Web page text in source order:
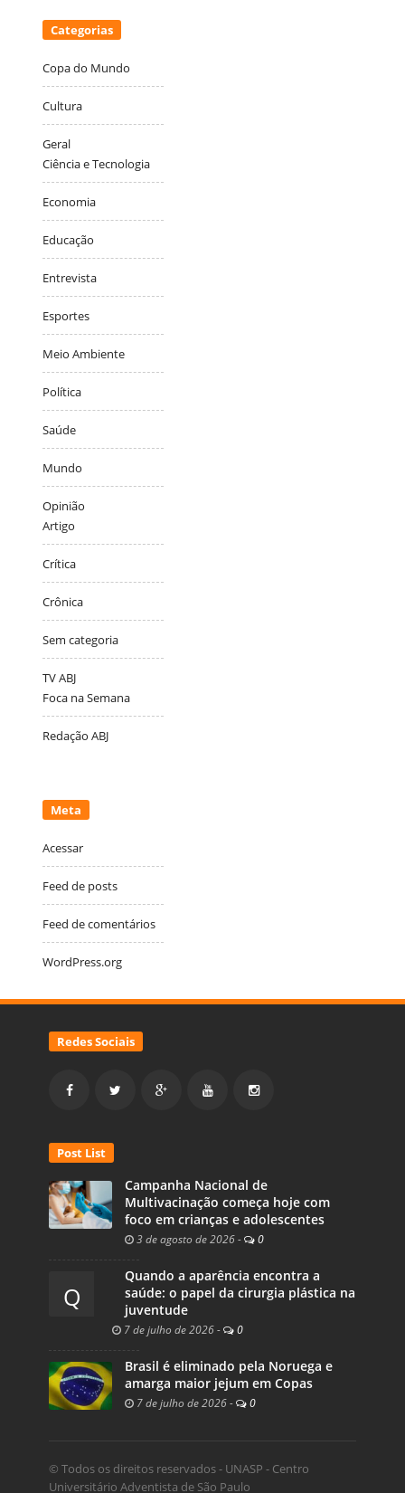
Categorias
Copa do Mundo
Cultura
Geral
Ciência e Tecnologia
Economia
Educação
Entrevista
Esportes
Meio Ambiente
Política
Saúde
Mundo
Opinião
Artigo
Crítica
Crônica
Sem categoria
TV ABJ
Foca na Semana
Redação ABJ
Meta
Acessar
Feed de posts
Feed de comentários
WordPress.org
Redes Sociais
Post List
Campanha Nacional de
Multivacinação começa hoje com
foco em crianças e adolescentes
3 de agosto de 2026 - 0
Q
Quando a aparência encontra a
saúde: o papel da cirurgia plástica na
juventude
7 de julho de 2026 - 0
Brasil é eliminado pela Noruega e
amarga maior jejum em Copas
7 de julho de 2026 - 0
© Todos os direitos reservados - UNASP - Centro
Universitário Adventista de São Paulo